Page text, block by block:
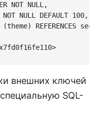
NULL,
NULL DEFAULT 100,
REFERENCES
внешних ключей
SQL-